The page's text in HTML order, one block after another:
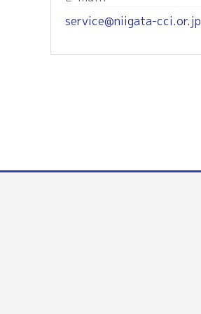
service@niigata-cci.or.jp